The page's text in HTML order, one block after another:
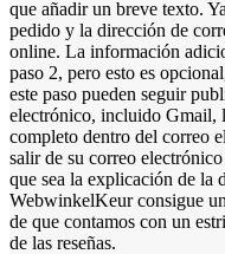
que añadir un breve texto.
pedido y la dirección de
online. La información
paso 2, pero esto es
este paso pueden seguir
electrónico, incluido Gmail,
completo dentro del correo
salir de su correo
que sea la explicación de la
WebwinkelKeur consigue
de que contamos con un
de las reseñas.